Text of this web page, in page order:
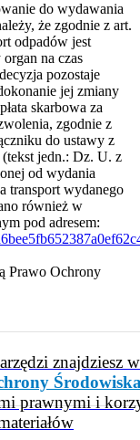
do wydawania
że zgodnie z art.
odpadów jest
na czas
pozostaje
jej zmiany
skarbowa za
zgodnie z
do ustawy z
(tekst jedn.: Dz. U. z
od wydania
transport wydanego
również w
pod adresem:
Prawo Ochrony
znajdziesz
prawnymi i